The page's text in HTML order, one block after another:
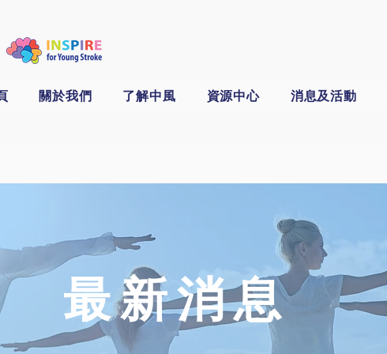
關於我們 了解中風 資源中心 消息及活動
​最新消息